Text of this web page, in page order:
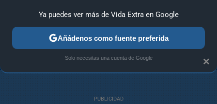
ANÁLISIS GUÍAS Y TRUCOS PC SONY NINTENDO
×
Ya puedes ver más de Vida Extra en Google
Añádenos como fuente preferida
Solo necesitas una cuenta de Google